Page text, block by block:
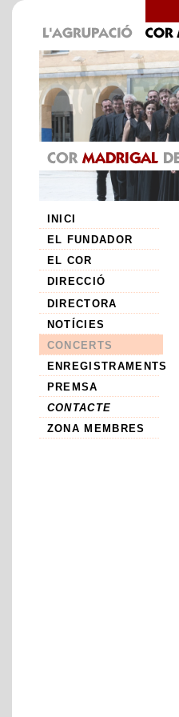
INICI
EL FUNDADOR
EL COR
DIRECCIÓ
DIRECTORA
NOTÍCIES
CONCERTS
ENREGISTRAMENTS
PREMSA
CONTACTE
ZONA MEMBRES